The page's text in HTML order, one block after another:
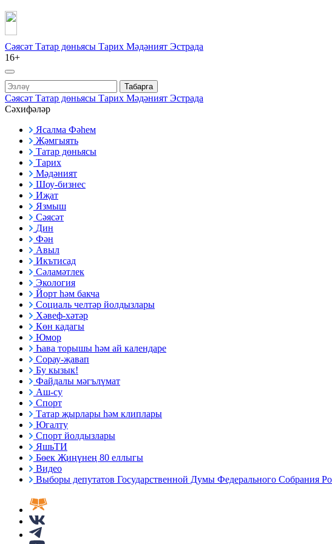
Сәясәт Татар дөньясы Тарих Мәдәният Эстрада
16+
Табарга
Сәясәт Татар дөньясы Тарих Мәдәният Эстрада
Сәхифәләр
Ясалма Фәһем
Җәмгыять
Татар дөньясы
Тарих
Мәдәният
Шоу-бизнес
Иҗат
Язмыш
Сәясәт
Дин
Фән
Авыл
Икътисад
Сәламәтлек
Экология
Йорт һәм бакча
Социаль челтәр йолдызлары
Хәвеф-хәтәр
Көн кадагы
Юмор
Һава торышы һәм ай календаре
Сорау-җавап
Бу кызык!
Файдалы мәгълүмат
Аш-су
Спорт
Татар җырлары һәм клиплары
Югалту
Спорт йолдызлары
ЯшьТИ
Бөек Җиңүнең 80 еллыгы
Видео
Выборы депутатов Государственной Думы Федерального Собрания